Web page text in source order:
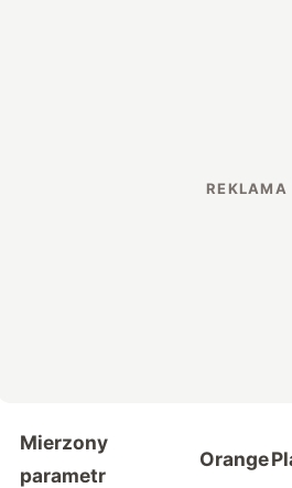
Mierzony
parametr
Orange